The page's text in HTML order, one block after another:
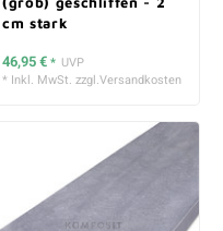
cm stark
46,95 €* UVP
* Inkl. MwSt. zzgl.Versandkosten